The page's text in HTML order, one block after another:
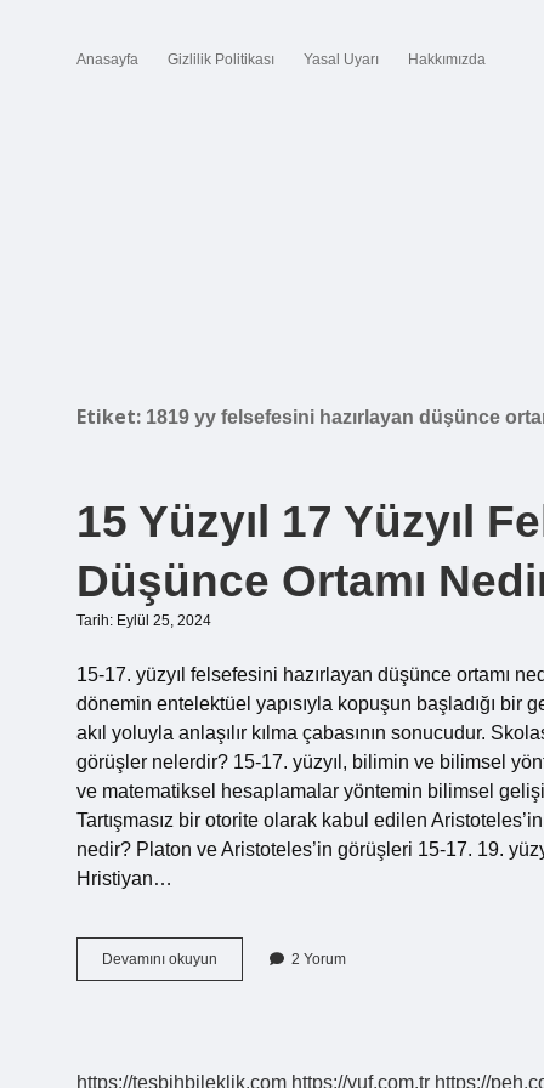
Anasayfa Gizlilik Politikası Yasal Uyarı Hakkımızda
Etiket: 1819 yy felsefesini hazırlayan düşünce
15 Yüzyıl 17 Yüzyıl
Düşünce Ortamı
Tarih: Eylül 25, 2024
15-17. yüzyıl felsefesini hazırlayan düşünce ortamı
dönemin entelektüel yapısıyla kopuşun başladığı bir
akıl yoluyla anlaşılır kılma çabasının sonucudur.
görüşler nelerdir? 15-17. yüzyıl, bilimin ve bilimsel
ve matematiksel hesaplamalar yöntemin bilimsel
Tartışmasız bir otorite olarak kabul edilen
nedir? Platon ve Aristoteles’in görüşleri 15-17. 19.
Hristiyan…
Devamını okuyun
Yüzyıl
2 Yorum
https://tesbihbileklik.com https://yuf.com.tr https://